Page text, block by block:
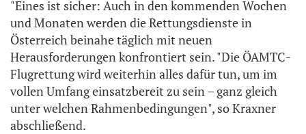
"Eines ist sicher: Auch in den kommenden Wochen
und Monaten werden die Rettungsdienste in
Österreich beinahe täglich mit neuen
Herausforderungen konfrontiert sein. "Die ÖAMTC-
Flugrettung wird weiterhin alles dafür tun, um im
vollen Umfang einsatzbereit zu sein – ganz gleich
unter welchen Rahmenbedingungen", so Kraxner
abschließend.